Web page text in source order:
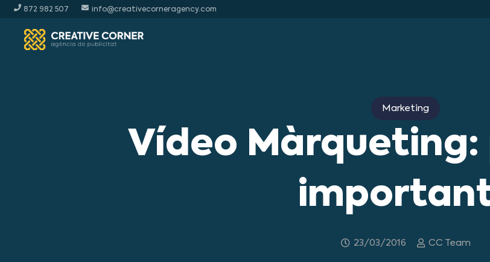
872 982 507 info@creativecorneragency.com
Marketing
Vídeo Màrqueting:
23/03/2016 CC Team